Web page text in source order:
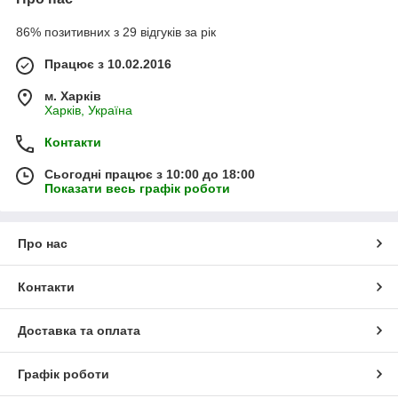
86% позитивних з 29 відгуків за рік
Працює з 10.02.2016
м. Харків
Харків, Україна
Контакти
Сьогодні працює з 10:00 до 18:00
Показати весь графік роботи
Про нас
Контакти
Доставка та оплата
Графік роботи